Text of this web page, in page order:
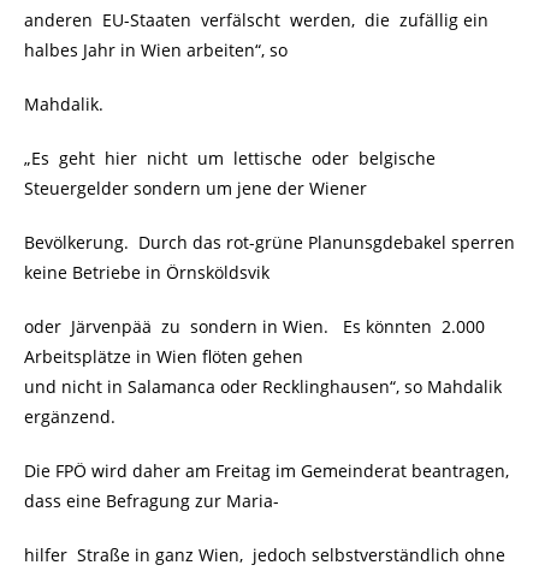
anderen EU-Staaten verfälscht werden, die zufällig ein
halbes Jahr in Wien arbeiten“, so
Mahdalik.
„Es geht hier nicht um lettische oder belgische
Steuergelder sondern um jene der Wiener
Bevölkerung. Durch das rot-grüne Planunsgdebakel sperren
keine Betriebe in Örnsköldsvik
oder Järvenpää zu sondern in Wien. Es könnten 2.000
Arbeitsplätze in Wien flöten gehen
und nicht in Salamanca oder Recklinghausen“, so Mahdalik
ergänzend.
Die FPÖ wird daher am Freitag im Gemeinderat beantragen,
dass eine Befragung zur Maria-
hilfer Straße in ganz Wien, jedoch selbstverständlich ohne